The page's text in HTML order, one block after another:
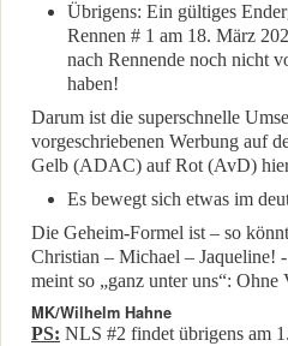
Übrigens: Ein gültiges
Rennen # 1 am 18. März
nach Rennende noch nicht
haben!
Darum ist die superschnelle
vorgeschriebenen Werbung auf
Gelb (ADAC) auf Rot (AvD)
Es bewegt sich etwas im
Die Geheim-Formel ist – so
Christian – Michael –
meint so „ganz unter uns“:
MK/Wilhelm Hahne
PS: NLS #2 findet übrigens am